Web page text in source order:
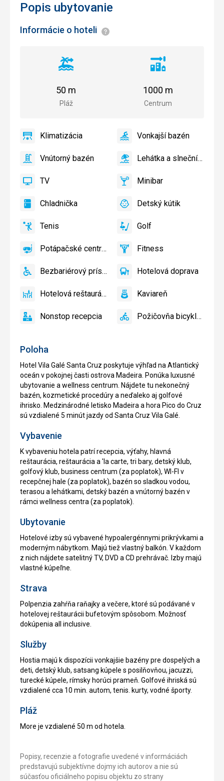
Poloha
Hotel Vila Galé Santa Cruz poskytuje výhľad na Atlantický
oceán v pokojnej časti ostrova Madeira. Ponúka luxusné
ubytovanie a wellness centrum. Nájdete tu nekonečný
bazén, kozmetické procedúry a neďaleko aj golfové
ihrisko. Medzinárodné letisko Madeira a hora Pico do Cruz
sú vzdialené 5 minút jazdy od Santa Cruz Vila Galé.
Vybavenie
K vybaveniu hotela patrí recepcia, výťahy, hlavná
reštaurácia, reštaurácia a 'la carte, tri bary, detský klub,
golfový klub, business centrum (za poplatok), WI-FI v
recepčnej hale (za poplatok), bazén so sladkou vodou,
terasou a lehátkami, detský bazén a vnútorný bazén v
rámci wellness centra (za poplatok).
Ubytovanie
Hotelové izby sú vybavené hypoalergénnymi prikrývkami a
moderným nábytkom. Majú tiež vlastný balkón. V každom
z nich nájdete satelitný TV, DVD a CD prehrávač. Izby majú
vlastné kúpeľne.
Strava
Polpenzia zahŕňa raňajky a večere, ktoré sú podávané v
hotelovej reštaurácii bufetovým spôsobom. Možnosť
dokúpenia all inclusive.
Služby
Hostia majú k dispozícii vonkajšie bazény pre dospelých a
deti, detský klub, satsang kúpele s posilňovňou, jacuzzi,
turecké kúpele, rímsky horúci prameň. Golfové ihriská sú
vzdialené cca 10 min. autom, tenis. kurty, vodné športy.
Pláž
More je vzdialené 50 m od hotela.
Popisy, recenzie a fotografie uvedené v informáciách
predstavujú subjektívne dojmy ich autorov a nie sú
súčasťou oficiálneho popisu objektu zo strany
Popis ubytovanie
Informácie o hoteli Informácie
Vzdialenosť
pláže
Pláž
50 m
Vzdialenosť
centra
Centrum
1000 m
Klimatizácia
Klimatizácia
áno
VonkajšíVonkajší bazén
áno
Vnútorný
Vnútorný bazén
áno
Lehátka
slnečníky
bazéne
Lehátka a slnečníky pri bazéne zadarmo
áno
TV TV
áno
Minibar,Minibar
áno
Chladnička
Chladnička
áno
Detský
Detský
Detský kútik
áno
TenisTenis
áno Golf Golf
áno
Potápačské
Potápačské centrum
áno FitnessFitness
áno
Bezbariérový
Bezbariérový prístup
áno
HotelováHotelová doprava
áno
Hotelová
Hotelová reštaurácia
áno KaviareňKaviareň
áno
NonstopNonstop recepcia
áno
Požičovňa
Požičovňa bicyklov
áno